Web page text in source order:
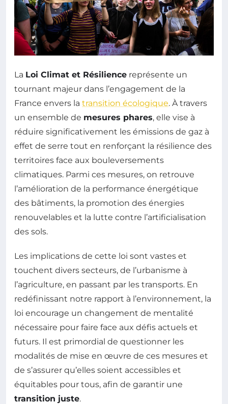
La Loi Climat et Résilience représente un
tournant majeur dans l’engagement de la
France envers la transition écologique. À travers
un ensemble de mesures phares, elle vise à
réduire significativement les émissions de gaz à
effet de serre tout en renforçant la résilience des
territoires face aux bouleversements
climatiques. Parmi ces mesures, on retrouve
l’amélioration de la performance énergétique
des bâtiments, la promotion des énergies
renouvelables et la lutte contre l’artificialisation
des sols.
Les implications de cette loi sont vastes et
touchent divers secteurs, de l’urbanisme à
l’agriculture, en passant par les transports. En
redéfinissant notre rapport à l’environnement, la
loi encourage un changement de mentalité
nécessaire pour faire face aux défis actuels et
futurs. Il est primordial de questionner les
modalités de mise en œuvre de ces mesures et
de s’assurer qu’elles soient accessibles et
équitables pour tous, afin de garantir une
transition juste.